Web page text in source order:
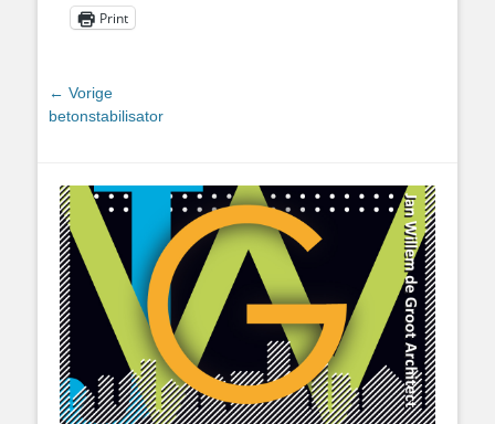
Print
Bericht
navigatie
← Vorige
Vorig
betonstabilisator